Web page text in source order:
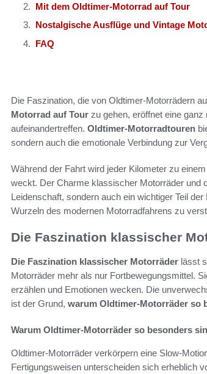
Mit dem Oldtimer-Motorrad auf Tour
Nostalgische Ausflüge und Vintage
FAQ
Die Faszination, die von Oldtimer-Motorrädern
Motorrad auf Tour zu gehen, eröffnet eine
aufeinandertreffen. Oldtimer-Motorradtouren
sondern auch die emotionale Verbindung zur
Während der Fahrt wird jeder Kilometer zu
weckt. Der Charme klassischer Motorräder und
Leidenschaft, sondern auch ein wichtiger Teil
Wurzeln des modernen Motorradfahrens zu
Die Faszination klassischer
Die Faszination klassischer Motorräder lässt
Motorräder mehr als nur Fortbewegungsmittel.
erzählen und Emotionen wecken. Die
ist der Grund, warum Oldtimer-Motorräder so
Warum Oldtimer-Motorräder so besonders
Oldtimer-Motorräder verkörpern eine Slow-
Fertigungsweisen unterscheiden sich erheblich